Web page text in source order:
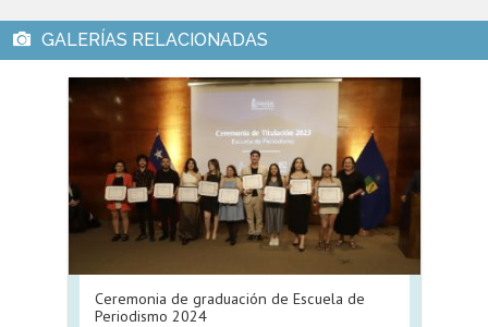
Ceremonia de graduación de Escuela de
Periodismo 2024